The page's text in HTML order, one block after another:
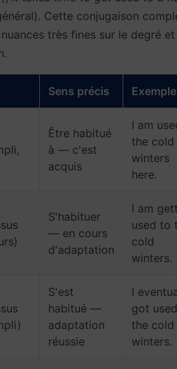
Cette conjugaison
très fines sur le degré
Sens précis Exemple
Être habitué
à — c'est
acquis
I am
the cold
winters
here.
S'habituer
— en cours
d'adaptation
I am
used to
cold
winters.
S'est
habitué —
adaptation
réussie
I
got
the cold
winters.